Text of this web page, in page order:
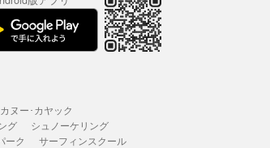
カヌー･カヤック
グ
シュノーケリング
ーク
サーフィンスクール